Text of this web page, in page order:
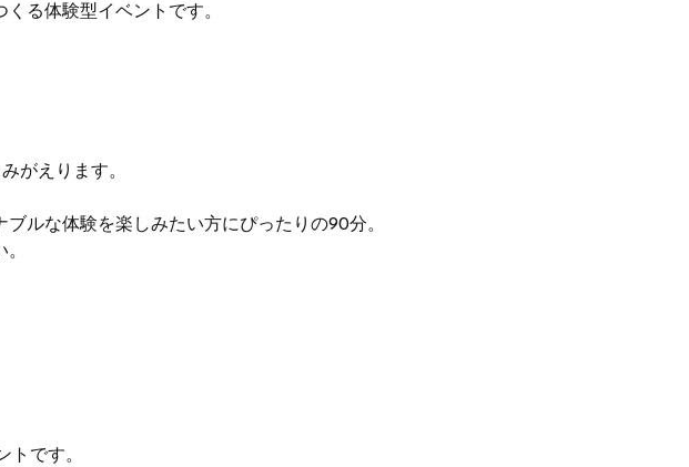
る体験型イベントです。
がえります。
ルな体験を楽しみたい方にぴったりの90分。
です。